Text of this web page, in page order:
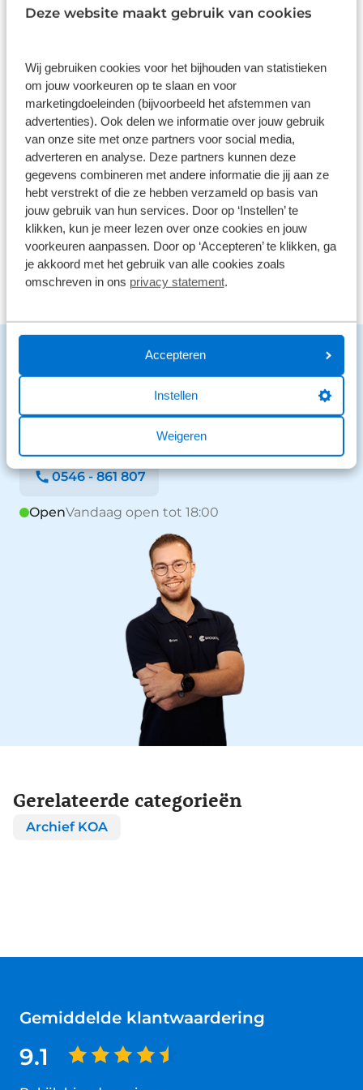
Deze website maakt gebruik van cookies
Wij gebruiken cookies voor het bijhouden van statistieken
om jouw voorkeuren op te slaan en voor
marketingdoeleinden (bijvoorbeeld het afstemmen van
advertenties). Ook delen we informatie over jouw gebruik
van onze site met onze partners voor social media,
adverteren en analyse. Deze partners kunnen deze
gegevens combineren met andere informatie die jij aan ze
hebt verstrekt of die ze hebben verzameld op basis van
jouw gebruik van hun services. Door op ‘Instellen’ te
klikken, kun je meer lezen over onze cookies en jouw
voorkeuren aanpassen. Door op ‘Accepteren’ te klikken, ga
je akkoord met het gebruik van alle cookies zoals
omschreven in ons privacy statement.
Accepteren
Instellen
Weigeren
9,0
5
4 290 reviews
3 61 reviews
2 41 reviews
1 26 reviews
Bekijk alle reviews
Benieuwd naar de mogelijkheden?
We staan voor je klaar en helpen graag.
Stuur een bericht
Stuur een WhatsApp
0546 - 861 807
OpenVandaag open tot 18:00
Gerelateerde categorieën
Archief KOA
Gemiddelde klantwaardering
9.1